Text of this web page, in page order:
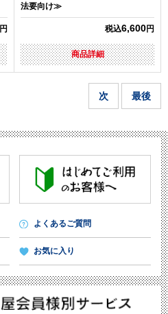
円
法要向け≫
税込6,600円
商品詳細
次 最後
よくあるご質問
お気に入り